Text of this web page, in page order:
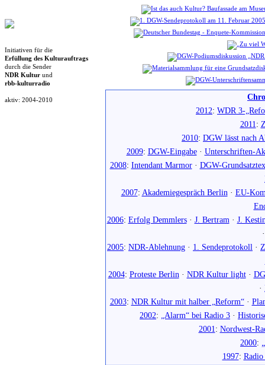
Initiativen für die
Erfüllung des Kulturauftrags
durch die Sender
NDR Kultur und
rbb-kulturradio
aktiv: 2004-2010
2012: WDR 3-
2011:
2010: DGW lässt nach
2009: DGW-Eingabe· Unterschriften-
2008: Intendant Marmor· DGW-
2007: Akademiegespräch Berlin · EU-
2006: Erfolg Demmlers· J. Bertram · J.
2005: NDR-Ablehnung · 1. Sendeprotokoll ·
2004: Proteste Berlin · NDR Kultur light·
·
2003: NDR Kultur mit halber „Reform“·
2002: „Alarm“ bei Radio 3 ·
2001: Nordwest-
2000:
1997: